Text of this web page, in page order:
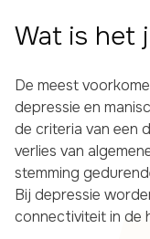
Wat is het
De meest
depressie en
de criteria van een
verlies van
stemming
Bij depressie
connectiviteit in de